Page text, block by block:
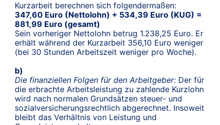
Kurzarbeit berechnen sich folgendermaßen:
347,60 Euro (Nettolohn) + 534,39 Euro (KUG) =
881,99 Euro (gesamt)
Sein vorheriger Nettolohn betrug 1.238,25 Euro. Er
erhält während der Kurzarbeit 356,10 Euro weniger
(bei 30 Stunden Arbeitszeit weniger pro Woche).
b)
Die finanziellen Folgen für den Arbeitgeber: Der für
die erbrachte Arbeitsleistung zu zahlende Kurzlohn
wird nach normalen Grundsätzen steuer- und
sozialversicherungsrechtlich abgerechnet. Insoweit
bleibt das Verhältnis von Leistung und